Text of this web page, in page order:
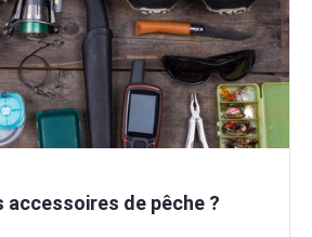
accessoires de pêche ?